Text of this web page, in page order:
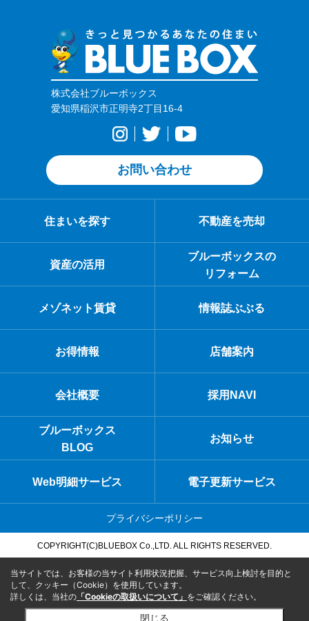
株式会社ブルーボックス
愛知県稲沢市正明寺2丁目16-4
お問い合わせ
住まいを探す 不動産を売却
資産の活用
ブルーボックスの
リフォーム
メゾネット賃貸 情報誌ぶぶる
お得情報 店舗案内
会社概要 採用NAVI
ブルーボックス
BLOG
お知らせ
Web明細サービス 電子更新サービス
プライバシーポリシー
COPYRIGHT(C)BLUEBOX Co.,LTD. ALL RIGHTS RESERVED.
当サイトでは、お客様の当サイト利用状況把握、サービス向上検討を目的と
して、クッキー（Cookie）を使用しています。
詳しくは、当社の 「Cookieの取扱いについて」 をご確認ください。
閉じる